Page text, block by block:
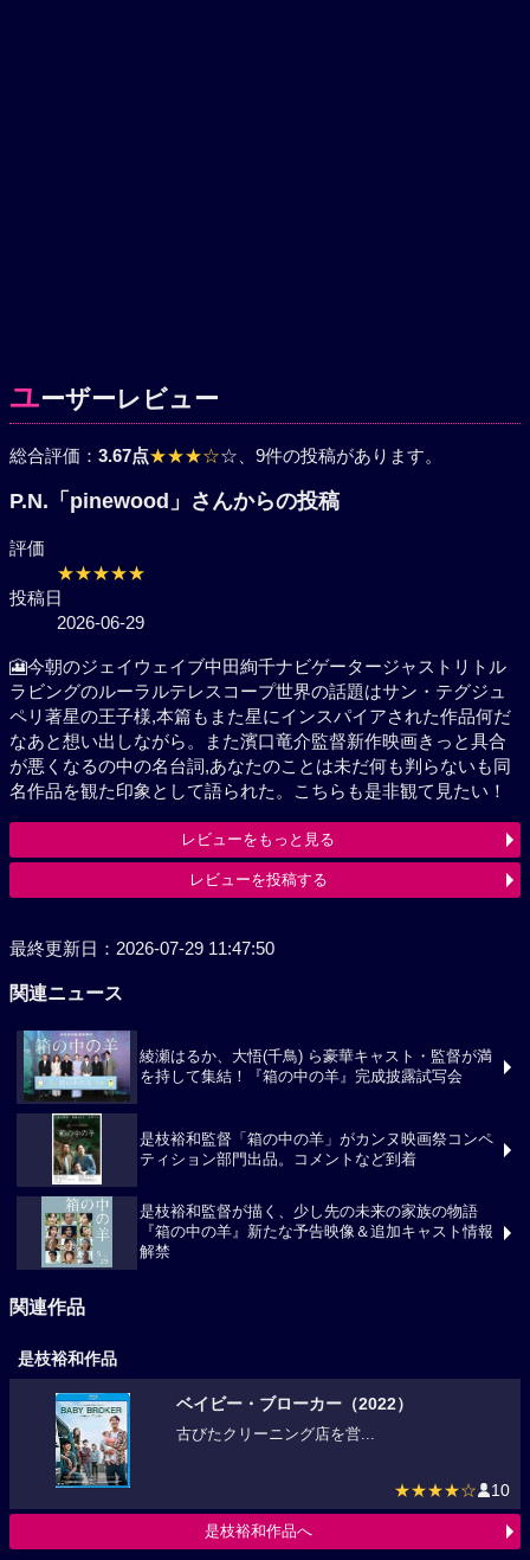
ユーザーレビュー
総合評価： 3.67点★★★☆☆、9件の投稿があります。
評価
★★★★★
🎦今朝のジェイウェイブ中田絢千ナビゲータージャス
トリトルラビングのルーラルテレスコープ世界の話題
はサン・テグジュペリ著星の王子様,本篇もまた星にイ
ンスパイアされた作品何だなあと想い出しながら。ま
た濱口竜介監督新作映画きっと具合が悪くなるの中の
名台詞,あなたのことは未だ何も判らないも同名作品を
観た印象として語られた。こちらも是非観て見たい！
レビューをもっと見る
レビューを投稿する
関連ニュース
綾瀬はるか、大悟(千鳥) ら豪華キャスト・監督が満
を持して集結！『箱の中の羊』完成披露試写会
是枝裕和監督「箱の中の羊」がカンヌ映画祭コンペ
ティション部門出品。コメントなど到着
是枝裕和監督が描く、少し先の未来の家族の物語
『箱の中の羊』新たな予告映像＆追加キャスト情報
解禁
関連作品
是枝裕和作品
ベイビー・ブローカー（2022）
古びたクリーニング店を営...
★★★★☆ 10
是枝裕和作品へ